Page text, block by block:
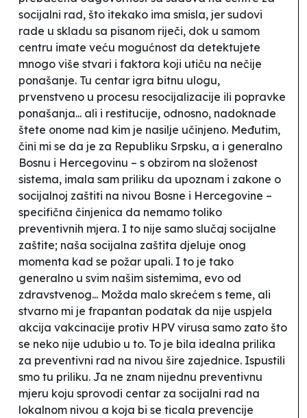
socijalni rad, što itekako ima smisla, jer sudovi
rade u skladu sa pisanom riječi, dok u samom
centru imate veću mogućnost da detektujete
mnogo više stvari i faktora koji utiču na nečije
ponašanje. Tu centar igra bitnu ulogu,
prvenstveno u procesu resocijalizacije ili popravke
ponašanja... ali i restitucije, odnosno, nadoknade
štete onome nad kim je nasilje učinjeno. Međutim,
čini mi se da je za Republiku Srpsku, a i generalno
Bosnu i Hercegovinu – s obzirom na složenost
sistema, imala sam priliku da upoznam i zakone o
socijalnoj zaštiti na nivou Bosne i Hercegovine –
specifična činjenica da nemamo toliko
preventivnih mjera. I to nije samo slučaj socijalne
zaštite; naša socijalna zaštita djeluje onog
momenta kad se požar upali. I to je tako
generalno u svim našim sistemima, evo od
zdravstvenog... Možda malo skrećem s teme, ali
stvarno mi je frapantan podatak da nije uspjela
akcija vakcinacije protiv HPV virusa samo zato što
se neko nije udubio u to. To je bila idealna prilika
za preventivni rad na nivou šire zajednice. Ispustili
smo tu priliku. Ja ne znam nijednu preventivnu
mjeru koju sprovodi centar za socijalni rad na
lokalnom nivou a koja bi se ticala prevencije